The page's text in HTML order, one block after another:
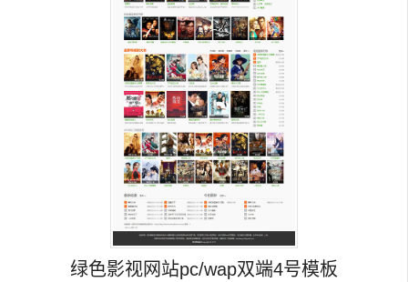
绿色影视网站pc/wap双端4号模板